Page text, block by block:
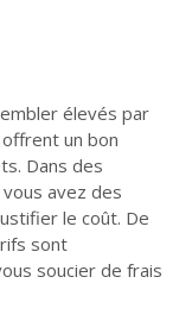
élevés par
un bon
Dans des
avez des
le coût. De
sont
soucier de frais